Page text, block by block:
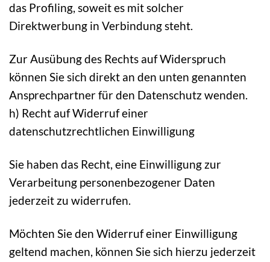
das Profiling, soweit es mit solcher
Direktwerbung in Verbindung steht.
Zur Ausübung des Rechts auf Widerspruch
können Sie sich direkt an den unten genannten
Ansprechpartner für den Datenschutz wenden.
h) Recht auf Widerruf einer
datenschutzrechtlichen Einwilligung
Sie haben das Recht, eine Einwilligung zur
Verarbeitung personenbezogener Daten
jederzeit zu widerrufen.
Möchten Sie den Widerruf einer Einwilligung
geltend machen, können Sie sich hierzu jederzeit